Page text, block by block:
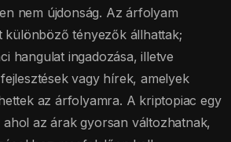
nem újdonság. Az árfolyam
különböző tényezők állhattak;
hangulat ingadozása, illetve
vagy hírek, amelyek
az árfolyamra. A kriptopiac egy
az árak gyorsan változhatnak,